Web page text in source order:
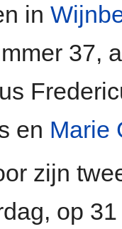
in
37,
en Marie
zijn
op